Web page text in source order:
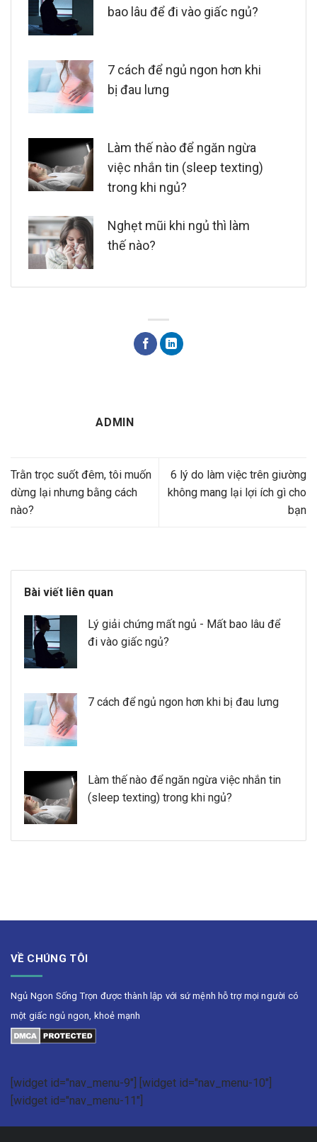
bao lâu để đi vào giấc ngủ?
7 cách để ngủ ngon hơn khi
bị đau lưng
Làm thế nào để ngăn ngừa
việc nhắn tin (sleep texting)
trong khi ngủ?
Nghẹt mũi khi ngủ thì làm
thế nào?
ADMIN
Trằn trọc suốt đêm, tôi muốn
dừng lại nhưng bằng cách
nào?
6 lý do làm việc trên giường
không mang lại lợi ích gì cho
bạn
Bài viết liên quan
Lý giải chứng mất ngủ - Mất bao lâu để
đi vào giấc ngủ?
7 cách để ngủ ngon hơn khi bị đau lưng
Làm thế nào để ngăn ngừa việc nhắn tin
(sleep texting) trong khi ngủ?
VỀ CHÚNG TÔI
Ngủ Ngon Sống Trọn được thành lập với sứ mệnh hỗ trợ mọi người có
một giấc ngủ ngon, khoẻ mạnh
[widget id="nav_menu-9"] [widget id="nav_menu-10"]
[widget id="nav_menu-11"]